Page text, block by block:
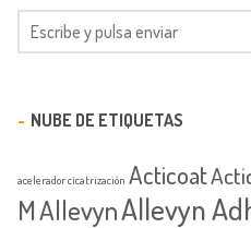
NUBE DE ETIQUETAS
acelerador cicatrización Acticoat
MAllevynAllevyn